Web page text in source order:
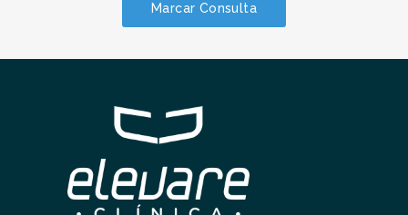
Marcar Consulta